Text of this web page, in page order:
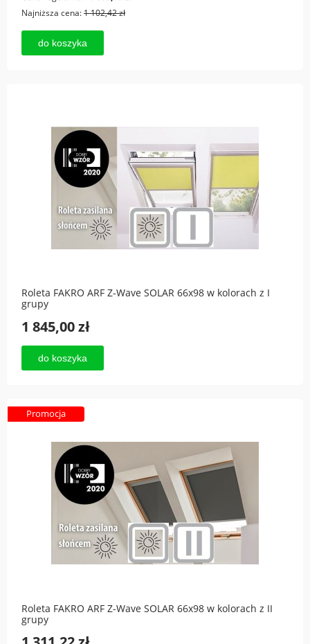
Najniższa cena:1 102,42 zł
do koszyka
Roleta FAKRO ARF Z-Wave SOLAR 66x98 w kolorach z I
grupy
1 845,00 zł
do koszyka
Roleta FAKRO ARF Z-Wave SOLAR 66x98 w kolorach z II
grupy
Promocja